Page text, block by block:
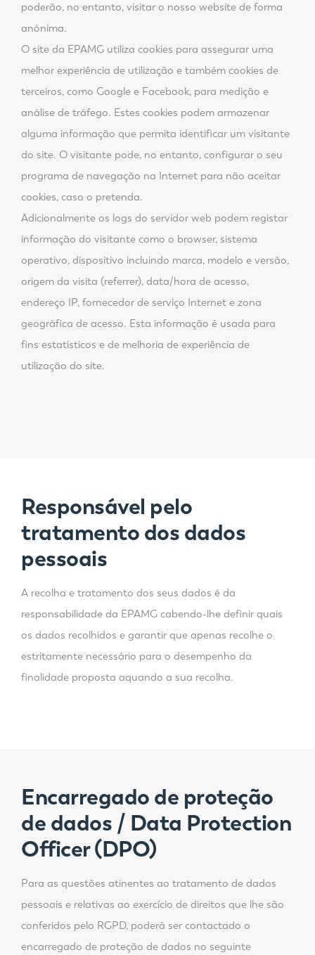
poderão, no entanto, visitar o nosso website de forma
anónima.
O site da EPAMG utiliza cookies para assegurar uma
melhor experiência de utilização e também cookies de
terceiros, como Google e Facebook, para medição e
análise de tráfego. Estes cookies podem armazenar
alguma informação que permita identificar um visitante
do site. O visitante pode, no entanto, configurar o seu
programa de navegação na Internet para não aceitar
cookies, caso o pretenda.
Adicionalmente os logs do servidor web podem registar
informação do visitante como o browser, sistema
operativo, dispositivo incluindo marca, modelo e versão,
origem da visita (referrer), data/hora de acesso,
endereço IP, fornecedor de serviço Internet e zona
geográfica de acesso. Esta informação é usada para
fins estatísticos e de melhoria de experiência de
utilização do site.
Responsável pelo
tratamento dos dados
pessoais
A recolha e tratamento dos seus dados é da
responsabilidade da EPAMG cabendo-lhe definir quais
os dados recolhidos e garantir que apenas recolhe o
estritamente necessário para o desempenho da
finalidade proposta aquando a sua recolha.
Encarregado de proteção
de dados / Data Protection
Officer (DPO)
Para as questões atinentes ao tratamento de dados
pessoais e relativas ao exercício de direitos que lhe são
conferidos pelo RGPD, poderá ser contactado o
encarregado de proteção de dados no seguinte